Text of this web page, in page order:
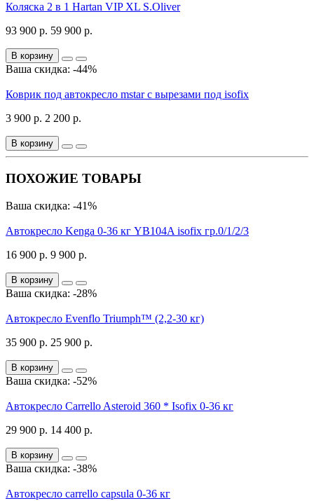
Коляска 2 в 1 Hartan VIP XL S.Oliver
93 900 р. 59 900 р.
В корзину
Ваша скидка: -44%
Коврик под автокресло mstar с вырезами под isofix
3 900 р. 2 200 р.
В корзину
ПОХОЖИЕ ТОВАРЫ
Ваша скидка: -41%
Автокресло Kenga 0-36 кг YB104A isofix гр.0/1/2/3
16 900 р. 9 900 р.
В корзину
Ваша скидка: -28%
Автокресло Evenflo Triumph™ (2,2-30 кг)
35 900 р. 25 900 р.
В корзину
Ваша скидка: -52%
Автокресло Carrello Asteroid 360 * Isofix 0-36 кг
29 900 р. 14 400 р.
В корзину
Ваша скидка: -38%
Автокресло carrello capsula 0-36 кг